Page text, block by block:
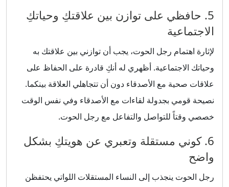
5. حافظي على توازن بين علاقتكِ وحياتكِ
الاجتماعية
لإثارة اهتمام رجل الحوت، يجب أن توازني بين علاقتك به
وحياتك الاجتماعية. أظهري له أنكِ قادرة على الحفاظ على
علاقات صحية مع الأصدقاء دون أن تتجاهلي العلاقة بينكما.
نصيحة قومي بجدولة لقاءات مع الأصدقاء وفي نفس الوقت
خصصي وقتاً للتواصل والتفاعل مع رجل الحوت.
6. كوني مستقلة وتعبري عن هويتكِ بشكل
واضح
رجل الحوت ينجذب إلى النساء المستقلات اللواتي يحتفظن